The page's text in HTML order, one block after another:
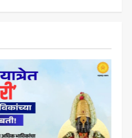
लोकशाही दिनाचे आयोजन
रिंग मेट्रोबाबत सविस्तर
माहितीसाठीनगरसेवकांची विशेष सभा
घ्यावी भाजपचे ज्येष्ठ नगरसेवक संजय
वाघुले यांची मागणी
Maharashtra Majha News
August 5, 2026
ताज्या बातम्या
नवी मुंबईतील एसआयआर (SIR)